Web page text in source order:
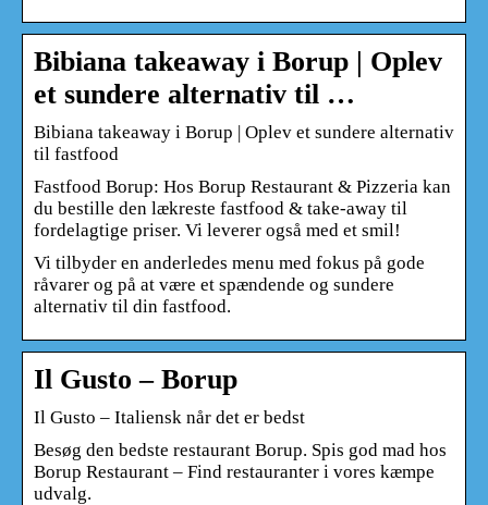
Bibiana takeaway i Borup | Oplev
et sundere alternativ til …
Bibiana takeaway i Borup | Oplev et sundere alternativ
til fastfood
Fastfood Borup: Hos Borup Restaurant & Pizzeria kan
du bestille den lækreste fastfood & take-away til
fordelagtige priser. Vi leverer også med et smil!
Vi tilbyder en anderledes menu med fokus på gode
råvarer og på at være et spændende og sundere
alternativ til din fastfood.
Il Gusto – Borup
Il Gusto – Italiensk når det er bedst
Besøg den bedste restaurant Borup. Spis god mad hos
Borup Restaurant – Find restauranter i vores kæmpe
udvalg.